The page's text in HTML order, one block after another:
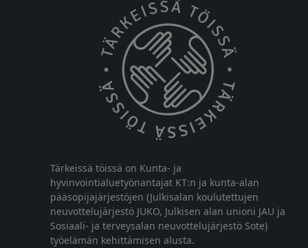
Tärkeissä töissä on Kunta- ja
hyvinvointialuetyönantajat KT:n ja kunta-alan
pääsopijajärjestöjen (Julkisalan koulutettujen
neuvottelujärjestö JUKO, Julkisen alan unioni JAU ja
Sosiaali- ja terveysalan neuvottelujärjestö Sote)
työelämän kehittämisen alusta.